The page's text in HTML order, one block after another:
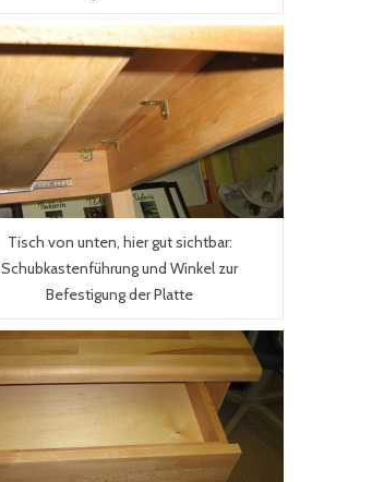
Tisch von unten, hier gut sichtbar:
Schubkastenführung und Winkel zur
Befestigung der Platte